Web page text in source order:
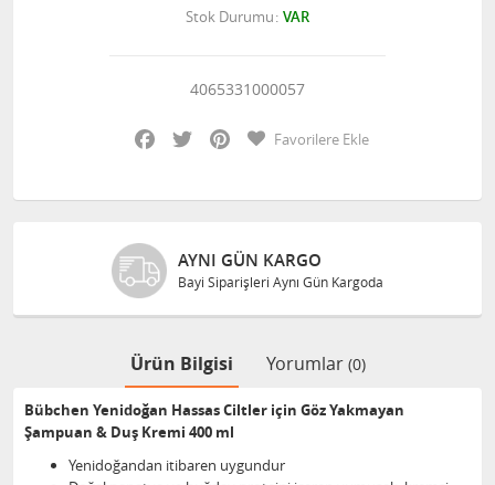
Stok Durumu VAR
4065331000057
Facebook
Twitter PinterestFavorilere Ekle
AYNI GÜN KARGO
Bayi Siparişleri Aynı Gün Kargoda
Ürün Bilgisi Yorumlar (0)
Bübchen Yenidoğan Hassas Ciltler için Göz Yakmayan
Şampuan & Duş Kremi 400 ml
Yenidoğandan itibaren uygundur